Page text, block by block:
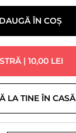
ÎN COȘ
| 10,00 LEI
LA TINE ÎN CASĂ